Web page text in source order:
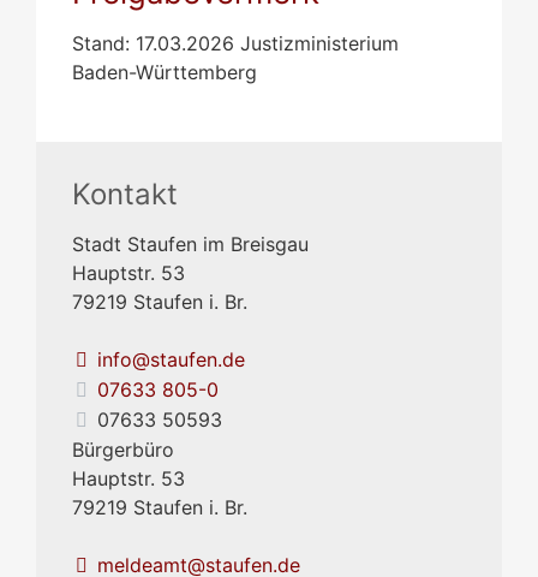
Stand: 17.03.2026 Justizministerium
Baden-Württemberg
Kontakt
Stadt Staufen im Breisgau
Hauptstr. 53
79219 Staufen i. Br.
info@staufen.de
07633 805-0
07633 50593
Bürgerbüro
Hauptstr. 53
79219 Staufen i. Br.
meldeamt@staufen.de